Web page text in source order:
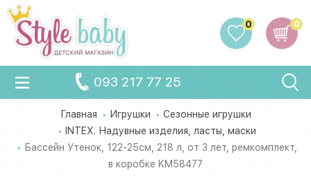
0
0
093 217 77 25
Главная Игрушки
Сезонные игрушки
INTEX. Надувные изделия, ласты, маски
Бассейн Утенок, 122-25см, 218 л, от 3 лет, ремкомплект,
в коробке KM58477